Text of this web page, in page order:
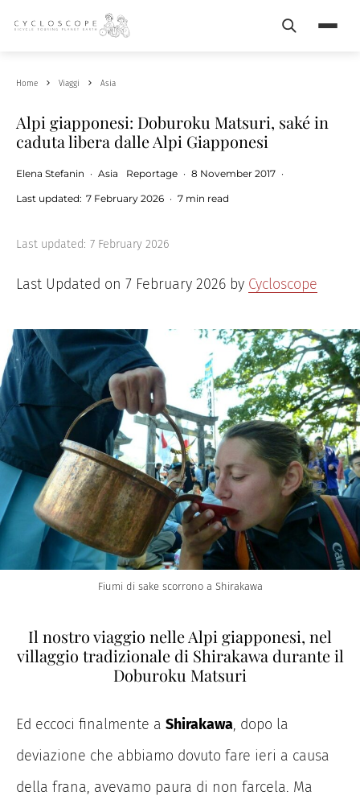
Search
Home Viaggi Asia
Alpi giapponesi: Doburoku Matsuri, saké in
caduta libera dalle Alpi Giapponesi
Elena Stefanin · Asia Reportage · 8 November 2017 ·
Last updated: 7 February 2026 · 7 min read
Last updated: 7 February 2026
Last Updated on 7 February 2026 by Cycloscope
Fiumi di sake scorrono a Shirakawa
Il nostro viaggio nelle Alpi giapponesi, nel
villaggio tradizionale di Shirakawa durante il
Doburoku Matsuri
Ed eccoci finalmente a Shirakawa, dopo la
deviazione che abbiamo dovuto fare ieri a causa
della frana, avevamo paura di non farcela. Ma